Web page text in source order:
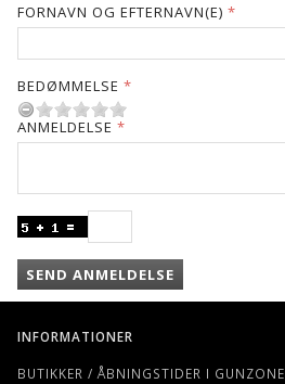
FORNAVN OG EFTERNAVN(E)
BEDØMMELSE
ANMELDELSE
SEND ANMELDELSE
INFORMATIONER
BUTIKKER / ÅBNINGSTIDER I GUNZONE